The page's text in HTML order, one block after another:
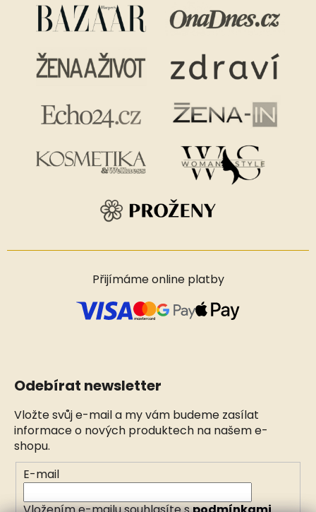
Přijímáme online platby
Odebírat newsletter
Vložte svůj e-mail a my vám budeme zasílat
informace o nových produktech na našem e-
shopu.
E-mail